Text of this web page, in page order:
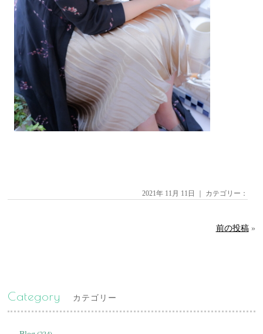
2021年 11月 11日 ｜ カテゴリー：
前の投稿»
Category カテゴリー